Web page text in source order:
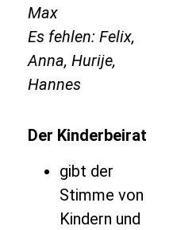
Max
Es fehlen: Felix,
Anna, Hurije,
Hannes
Der Kinderbeirat
gibt der
Stimme von
Kindern und